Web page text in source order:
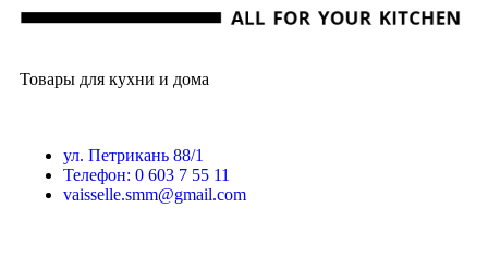
Товары для кухни и дома
ул. Петрикань 88/1
Телефон: 0 603 7 55 11
vaisselle.smm@gmail.com